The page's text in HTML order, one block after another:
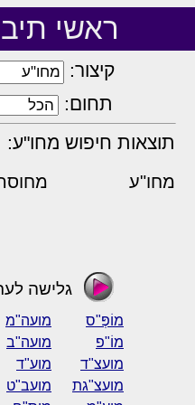
ראשי
קיצור:
תחום:
תוצאות חיפוש מחו"ע:
מחו"ע
גלישה
מוֹפְּ"ס מועה"מ
מוֹ"פ
מועה"ב
מועצ"ד
מוע"ד
מועצ"גת
מועב"ט